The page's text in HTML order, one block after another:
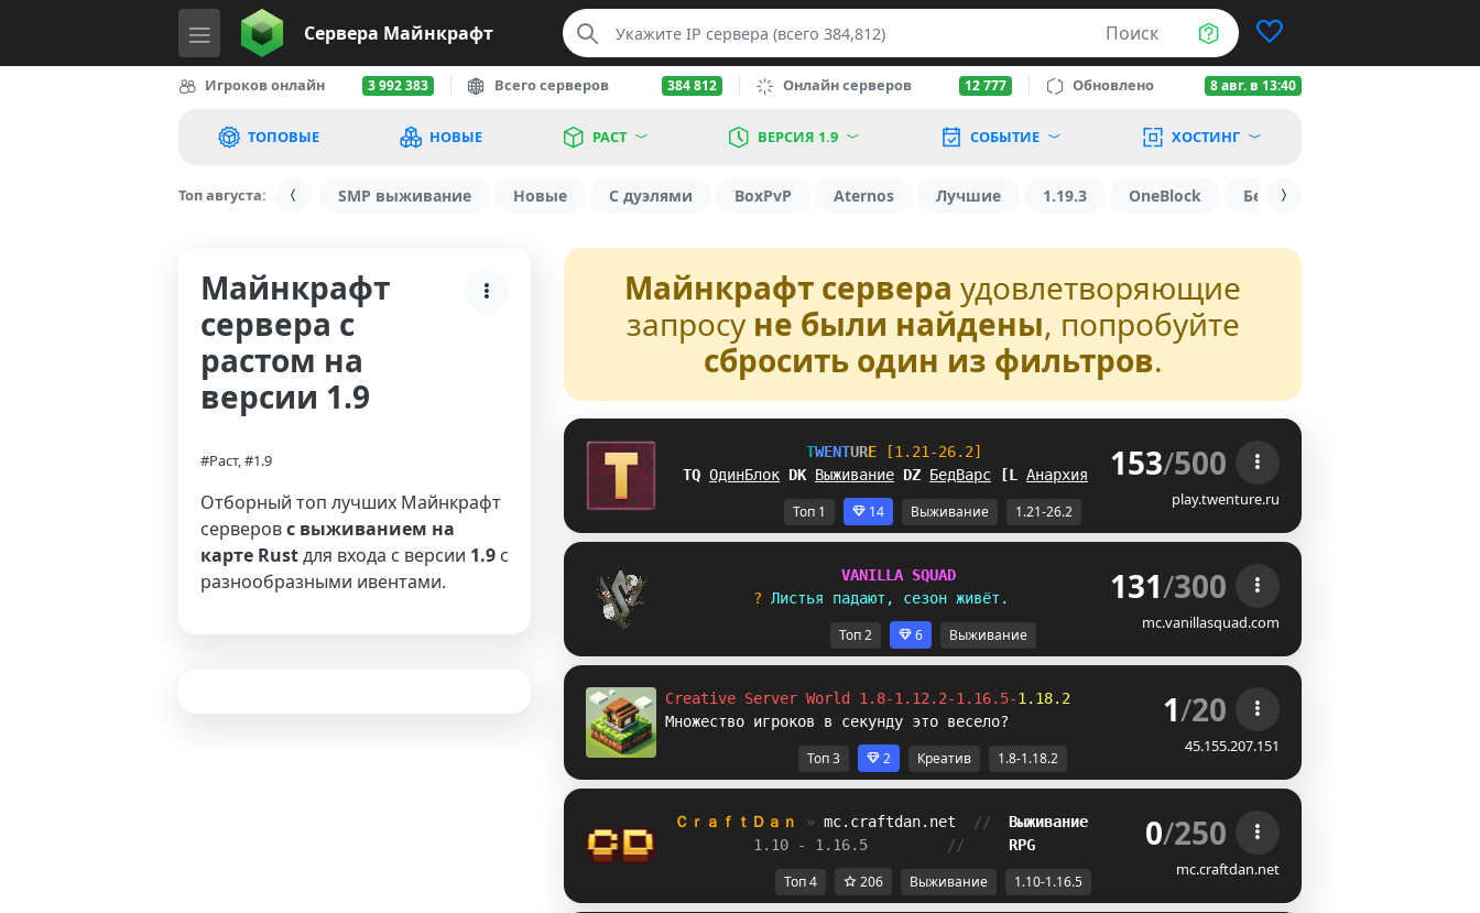
Сервера Майнкрафт Поиск
Игроков онлайн 3 992 383 Всего серверов 384 812 Онлайн серверов 12 777 Обновлено 8 авг. в 13:40
ТОПОВЫЕ НОВЫЕ РАСТ ВЕРСИЯ 1.9 СОБЫТИЕ ХОСТИНГ
Топ августа: SMP выживание Новые С дуэлями BoxPvP Aternos Лучшие 1.19.3 OneBlock БедВарс
Майнкрафт
сервера с
растом на
версии 1.9
#Раст, #1.9
Отборный топ лучших Майнкрафт
серверовс выживанием на
карте Rustдля входа с версии 1.9 с
разнообразными ивентами.
Майнкрафт сервера удовлетворяющие
запросу не были найдены, попробуйте
сбросить один из фильтров.
TWENTURE
[1.21-26.2]
BL ОдинБлок HG Выживание WI БедВарс AI Анархия 153/500
play.twenture.ru
Топ 1 14 Выживание 1.21-26.2
VANIL L A SQUAD
? Листья падают , сезон живёт . 131/300
mc.vanillasquad.com
Топ 2 6 Выживание
Creative Server World 1.8-1.12.2-1.16.5-1.18.2
Множество игроков в секунду это весело?
1/20
45.155.207.151
Топ 3 2 Креатив 1.8-1.18.2
ＣｒａｆｔＤａｎ » mc.craftdan.net // Выживание
1.10 - 1.16.5
// RPG 0/250
mc.craftdan.net
Топ 4 206 Выживание 1.10-1.16.5